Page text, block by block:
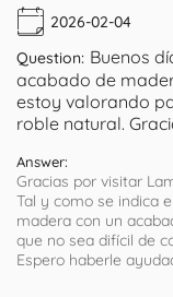
2026-02-04
Question: Buenos
acabado de
estoy valorando
roble natural.
Answer:
Gracias por visitar
Tal y como se indica
madera con un
que no sea difícil de
Espero haberle